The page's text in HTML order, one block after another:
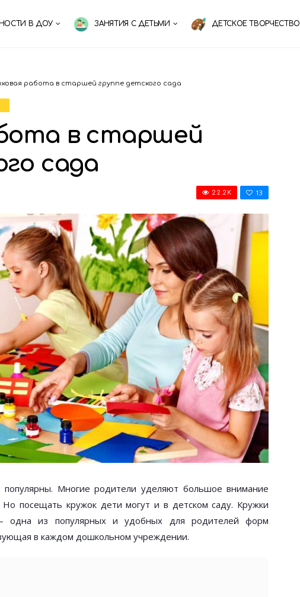
В ДОУ ЗАНЯТИЯ С ДЕТЬМИ ДЕТСКОЕ ТВОРЧЕСТВО
работа в старшей группе детского сада
в старшей
сада
13
22.2K
Многие родители уделяют большое внимание
посещать кружок дети могут и в детском саду. Кружки
одна из популярных и удобных для родителей форм
в каждом дошкольном учреждении.